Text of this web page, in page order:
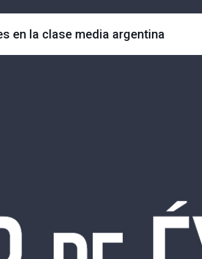
en la clase media argentina